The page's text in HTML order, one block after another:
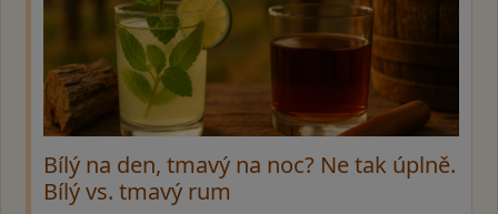
Bílý na den, tmavý na noc? Ne tak úplně.
Bílý vs. tmavý rum